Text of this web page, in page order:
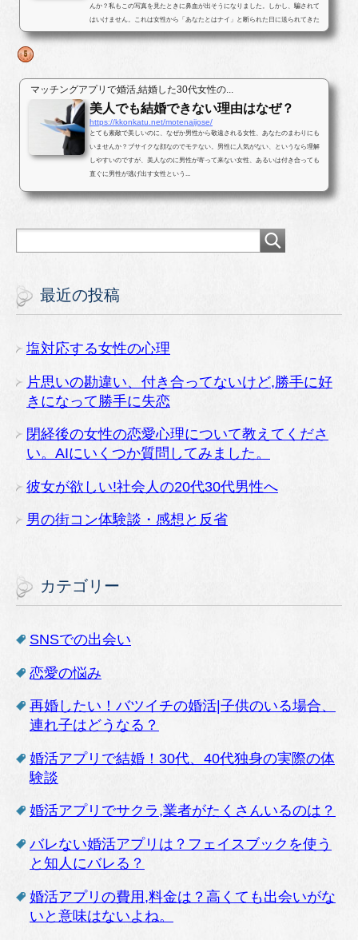
んか？私もこの写真を見たときに鼻血が出そうになりました。しかし、騙されて
はいけません。これは女性から「あなたとはナイ」と断られた日に送られてきた
写真です。最後まで結末を読んで...
マッチングアプリで婚活,結婚した30代女性の...
美人でも結婚できない理由はなぜ？
https://kkonkatu.net/motenaijose/
とても素敵で美しいのに、なぜか男性から敬遠される女性、あなたのまわりにも
いませんか？ブサイクな顔なのでモテない。男性に人気がない、というなら理解
しやすいのですが、美人なのに男性が寄って来ない女性、あるいは付き合っても
直ぐに男性が逃げ出す女性という...
最近の投稿
塩対応する女性の心理
片思いの勘違い、付き合ってないけど,勝手に好
きになって勝手に失恋
閉経後の女性の恋愛心理について教えてくださ
い。AIにいくつか質問してみました。
彼女が欲しい!社会人の20代30代男性へ
男の街コン体験談・感想と反省
カテゴリー
SNSでの出会い
恋愛の悩み
再婚したい！バツイチの婚活|子供のいる場合、
連れ子はどうなる？
婚活アプリで結婚！30代、40代独身の実際の体
験談
婚活アプリでサクラ,業者がたくさんいるのは？
バレない婚活アプリは？フェイスブックを使う
と知人にバレる？
婚活アプリの費用,料金は？高くても出会いがな
いと意味はないよね。